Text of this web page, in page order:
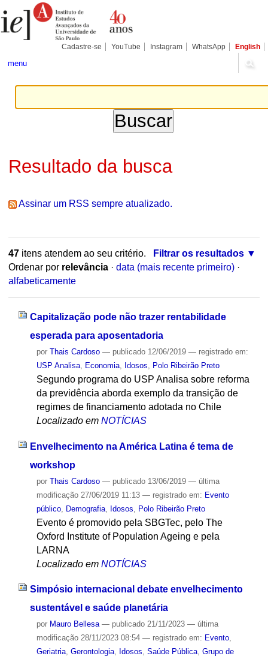
para
conteúdo.
Pessoais
Cadastre-se YouTube Instagram WhatsApp English
menu
Resultado da busca
Assinar um RSS sempre atualizado.
47itens atendem ao seu critério.
Filtrar os resultados
Ordenar por relevância · data (mais recente primeiro) ·
alfabeticamente
Capitalização pode não trazer rentabilidade
esperada para aposentadoria
por Thais Cardoso — publicado12/06/2019 — registrado em:
USP Analisa, Economia, Idosos Polo Ribeirão Preto
Segundo programa do USP Analisa sobre reforma
da previdência aborda exemplo da transição de
regimes de financiamento adotada no Chile
Localizado em NOTÍCIAS
Envelhecimento na América Latina é tema de
workshop
por Thais Cardoso — publicado13/06/2019 — última
modificação27/06/2019 11:13 — registrado em: Evento
público, Demografia, Idosos Polo Ribeirão Preto
Evento é promovido pela SBGTec, pelo The
Oxford Institute of Population Ageing e pela
LARNA
Localizado em NOTÍCIAS
Simpósio internacional debate envelhecimento
sustentável e saúde planetária
por Mauro Bellesa — publicado21/11/2023 — última
modificação28/11/2023 08:54 — registrado em: Evento,
Geriatria, Gerontologia, Idosos, Saúde Pública, Grupo de